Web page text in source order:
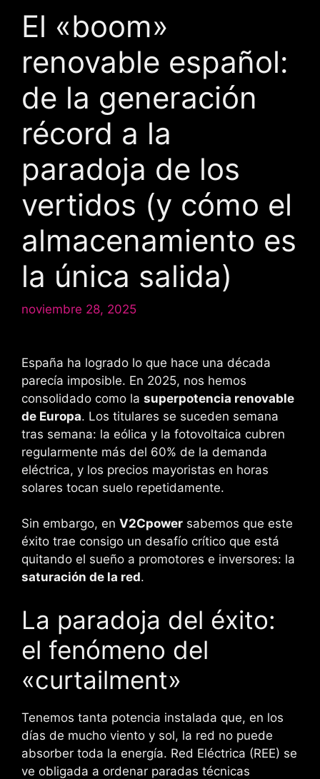
El «boom»
renovable español:
de la generación
récord a la
paradoja de los
vertidos (y cómo el
almacenamiento es
la única salida)
noviembre 28, 2025
España ha logrado lo que hace una década
parecía imposible. En 2025, nos hemos
consolidado como la superpotencia renovable
de Europa. Los titulares se suceden semana
tras semana: la eólica y la fotovoltaica cubren
regularmente más del 60% de la demanda
eléctrica, y los precios mayoristas en horas
solares tocan suelo repetidamente.
Sin embargo, en V2Cpower sabemos que este
éxito trae consigo un desafío crítico que está
quitando el sueño a promotores e inversores: la
saturación de la red.
La paradoja del éxito:
el fenómeno del
«curtailment»
Tenemos tanta potencia instalada que, en los
días de mucho viento y sol, la red no puede
absorber toda la energía. Red Eléctrica (REE) se
ve obligada a ordenar paradas técnicas